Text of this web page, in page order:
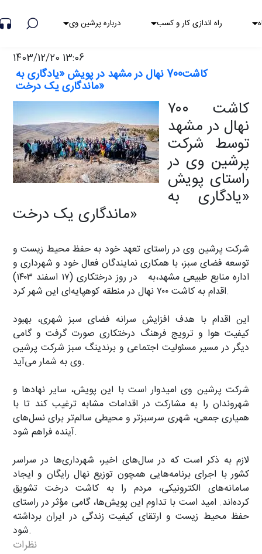
راه اندازی کار و کسب درباره پرشین وی
1403/12/20 13:06
کاشت700 نهال در مشهد در پویش «یادگاری به
ماندگاری یک درخت»
کاشت ۷۰۰
نهال در مشهد
توسط شرکت
پرشین وی در
راستای پویش
«یادگاری به
ماندگاری یک درخت»
شرکت پرشین وی در راستای تعهد خود به حفظ محیط زیست و
توسعه فضای سبز، با همکاری نمایندگان فعال خود و شهرداری و
اداره منابع طبیعی مشهد،به در روز درختکاری (۱۷ اسفند ۱۴۰۳)
اقدام به کاشت ۷۰۰ نهال در منطقه کوهپایه‌ای این شهر کرد.
این اقدام با هدف افزایش سرانه فضای سبز شهری، بهبود
کیفیت هوا و ترویج فرهنگ درختکاری صورت گرفت و گامی
دیگر در مسیر مسئولیت اجتماعی و برندینگ سبز شرکت پرشین
وی به شمار می‌آید.
شرکت پرشین وی امیدوار است با این پویش، سایر نهادها و
شهروندان را به مشارکت در اقدامات مشابه ترغیب کند تا با
همیاری جمعی، شهری سرسبزتر و محیطی سالم‌تر برای نسل‌های
آینده فراهم شود.
لازم به ذکر است که در سال‌های اخیر، شهرداری‌ها در سراسر
کشور با اجرای برنامه‌هایی همچون توزیع نهال رایگان و ایجاد
سامانه‌های الکترونیکی، مردم را به کاشت درخت تشویق
کرده‌اند. امید است با تداوم این پویش‌ها، گامی مؤثر در راستای
حفظ محیط زیست و ارتقای کیفیت زندگی در ایران برداشته
شود.
نظرات